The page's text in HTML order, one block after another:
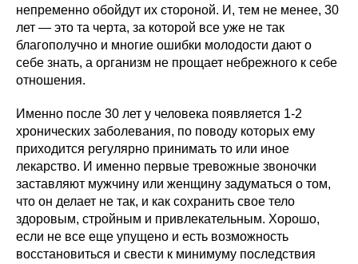
непременно обойдут их стороной. И, тем не менее, 30
лет — это та черта, за которой все уже не так
благополучно и многие ошибки молодости дают о
себе знать, а организм не прощает небрежного к себе
отношения.
Именно после 30 лет у человека появляется 1-2
хронических заболевания, по поводу которых ему
приходится регулярно принимать то или иное
лекарство. И именно первые тревожные звоночки
заставляют мужчину или женщину задуматься о том,
что он делает не так, и как сохранить свое тело
здоровым, стройным и привлекательным. Хорошо,
если не все еще упущено и есть возможность
восстановиться и свести к минимуму последствия